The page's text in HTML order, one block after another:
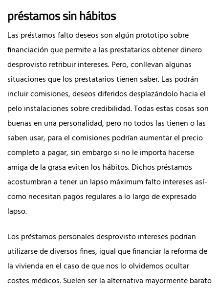
préstamos sin hábitos
Las préstamos falto deseos son algún prototipo sobre
financiación que permite a las prestatarios obtener dinero
desprovisto retribuir intereses. Pero, conllevan algunas
situaciones que los prestatarios tienen saber. Las podrán
incluir comisiones, deseos diferidos desplazándolo hacia el
pelo instalaciones sobre credibilidad. Todas estas cosas son
buenas en una personalidad, pero no todos las tienen o las
saben usar, para el comisiones podrían aumentar el precio
completo a pagar, sin embargo si no le importa hacerse
amiga de la grasa eviten los hábitos. Dichos préstamos
acostumbran a tener un lapso máximum falto intereses así­
como necesitan pagos regulares a lo largo de expresado
lapso.
Los préstamos personales desprovisto intereses podrían
utilizarse de diversos fines, igual que financiar la reforma de
la vivienda en el caso de que nos lo olvidemos ocultar
costes médicos. Suelen ser la alternativa mayormente barato